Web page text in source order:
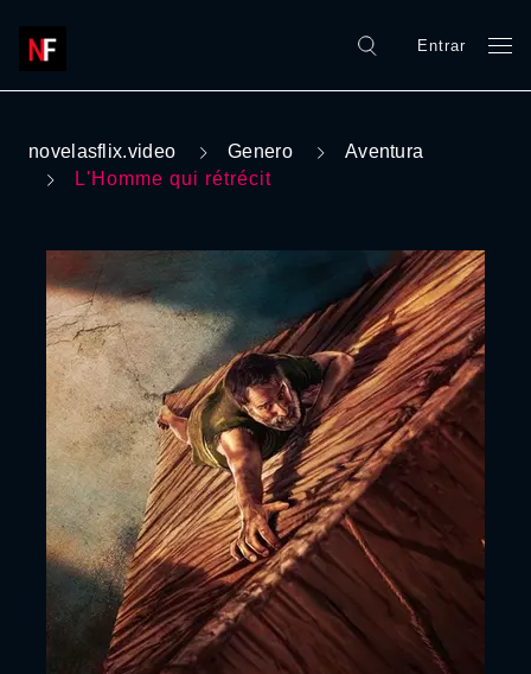
Entrar
novelasflix.video Genero
Aventura
L'Homme qui rétrécit